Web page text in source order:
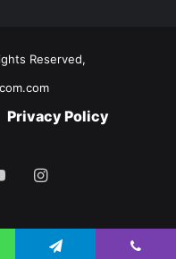
Reserved,
Privacy Policy
YouTubeInstagram